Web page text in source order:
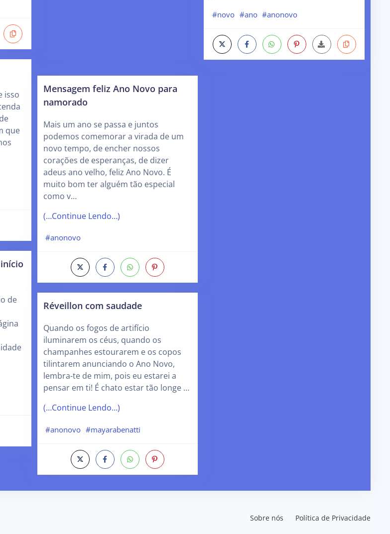
isso
que
de
Mensagem feliz Ano Novo para
namorado
Mais um ano se passa e juntos
podemos comemorar a virada de um
novo tempo, de encher nossos
corações de esperanças, de dizer
adeus ano velho, feliz Ano Novo. É
muito bom ter alguém tão especial
como v…
(…Continue Lendo…)
#anonovo
Réveillon com saudade
Quando os fogos de artifício
iluminarem os céus, quando os
champanhes estourarem e os copos
tilintarem anunciando o Ano Novo,
lembra-te de mim, pois eu estarei a
pensar em ti! É chato estar tão longe …
(…Continue Lendo…)
#anonovo #mayarabenatti
#novo #ano #anonovo
Sobre nós Política de Privacidade